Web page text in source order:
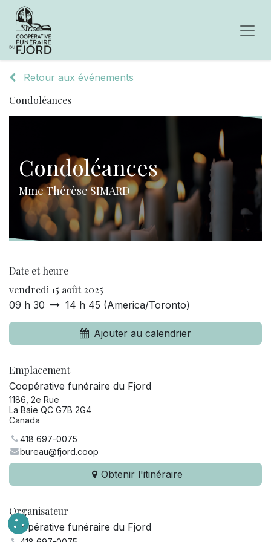
Retour aux événements
Condoléances
Condoléances
Mme Thérèse SIMARD
Date et heure
vendredi 15 août 2025
09 h 30 14 h 45 (America/Toronto)
Ajouter au calendrier
Emplacement
Coopérative funéraire du Fjord
1186, 2e Rue
La Baie QC G7B 2G4
Canada
418 697-0075
bureau@fjord.coop
Obtenir l'itinéraire
Organisateur
Coopérative funéraire du Fjord